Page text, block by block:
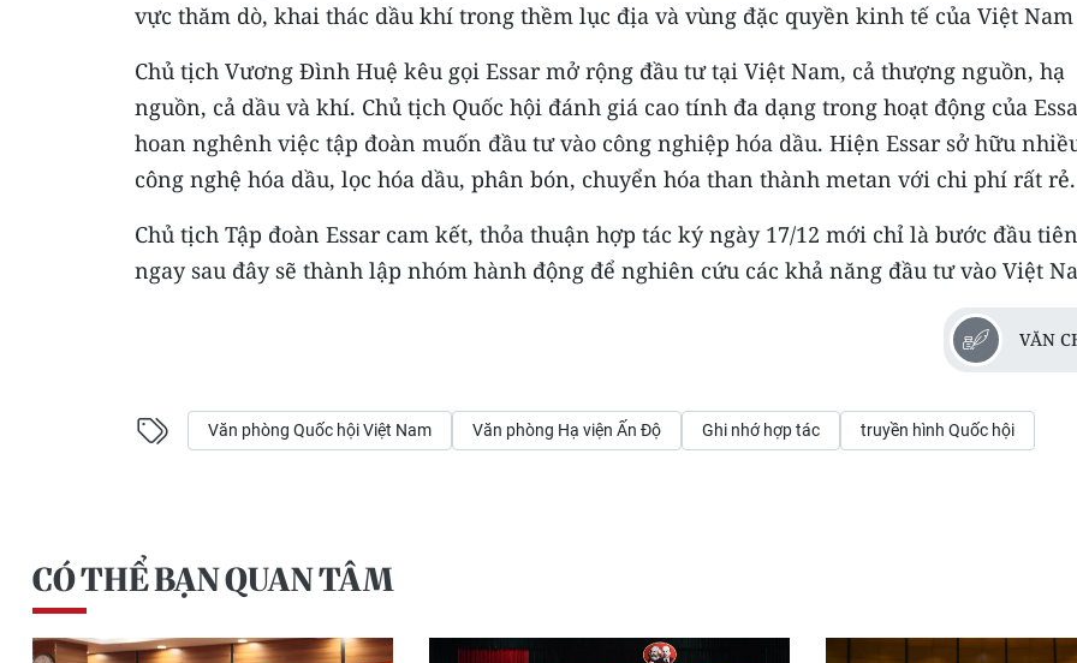
vực thăm dò, khai thác dầu khí trong thềm lục địa và vùng đặc quyền kinh tế của Việt Nam
Chủ tịch Vương Đình Huệ kêu gọi Essar mở rộng đầu tư tại Việt Nam, cả thượng nguồn, hạ
nguồn, cả dầu và khí. Chủ tịch Quốc hội đánh giá cao tính đa dạng trong hoạt động của
hoan nghênh việc tập đoàn muốn đầu tư vào công nghiệp hóa dầu. Hiện Essar sở hữu
công nghệ hóa dầu, lọc hóa dầu, phân bón, chuyển hóa than thành metan với chi phí rất rẻ.
Chủ tịch Tập đoàn Essar cam kết, thỏa thuận hợp tác ký ngày 17/12 mới chỉ là bước đầu
ngay sau đây sẽ thành lập nhóm hành động để nghiên cứu các khả năng đầu tư vào Việt
VĂN
Văn phòng Quốc hội Việt Nam Văn phòng Hạ viện Ấn Độ Ghi nhớ hợp tác truyền hình Quốc hội
CÓ THỂ BẠN QUAN TÂM